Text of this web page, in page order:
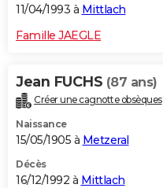
11/04/1993 à Mittlach
Famille JAEGLE
Jean FUCHS (87 ans)
Créer une cagnotte obsèques
Naissance
15/05/1905 à Metzeral
Décès
16/12/1992 à Mittlach